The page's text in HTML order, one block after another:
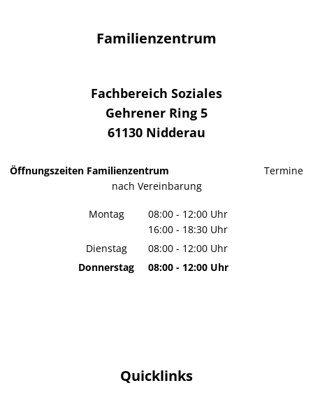
Familienzentrum
Fachbereich Soziales
Gehrener Ring 5
61130 Nidderau
Öffnungszeiten Familienzentrum Termine
nach Vereinbarung
Montag 08:00 - 12:00 Uhr
Von 08:00 bis 12:00 Uhr
16:00 - 18:30 Uhr
Von 16:00 bis 18:30 Uhr
Dienstag 08:00 - 12:00 Uhr
Von 08:00 bis 12:00 Uhr
Donnerstag 08:00- 12:00Uhr
Quicklinks